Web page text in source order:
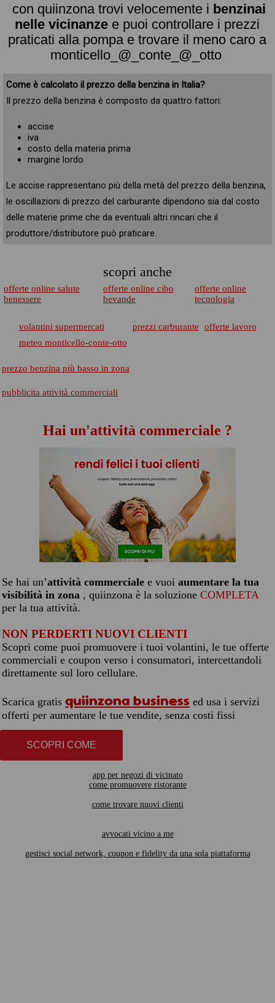
con quiinzona trovi velocemente i benzinai
nelle vicinanze e puoi controllare i prezzi
praticati alla pompa e trovare il meno caro a
monticello_@_conte_@_otto
Come è calcolato il prezzo della benzina in Italia?
Il prezzo della benzina è composto da quattro fattori:
accise
iva
costo della materia prima
margine lordo
Le accise rappresentano più della metà del prezzo della benzina,
le oscillazioni di prezzo del carburante dipendono sia dal costo
delle materie prime che da eventuali altri rincari che il
produttore/distributore può praticare.
scopri anche
offerte online salute
benessere
offerte online cibo
bevande
offerte online
tecnologia
volantini supermercati prezzi carburante
offerte lavoro
meteo monticello-conte-otto
prezzo benzina più basso in zona
pubblicita attività commerciali
Hai un'attività commerciale ?
Se hai un’attività commerciale e vuoi aumentare la tua
visibilità in zona , quiinzona è la soluzione COMPLETA
per la tua attività.
NON PERDERTI NUOVI CLIENTI
Scopri come puoi promuovere i tuoi volantini, le tue offerte
commerciali e coupon verso i consumatori, intercettandoli
direttamente sul loro cellulare.
Scarica gratis quiinzona business ed usa i servizi
offerti per aumentare le tue vendite, senza costi fissi
SCOPRI COME
app per negozi di vicinato
come promuovere ristorante
come trovare nuovi clienti
avvocati vicino a me
gestisci social network, coupon e fidelity da una sola piattaforma